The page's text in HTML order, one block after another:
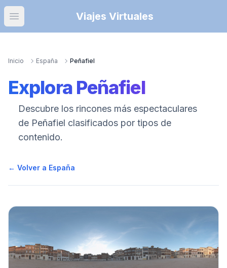
Open main menuViajes Virtuales
Inicio España Peñafiel
Explora Peñafiel
Descubre los rincones más espectaculares
de Peñafiel clasificados por tipos de
contenido.
← Volver a España